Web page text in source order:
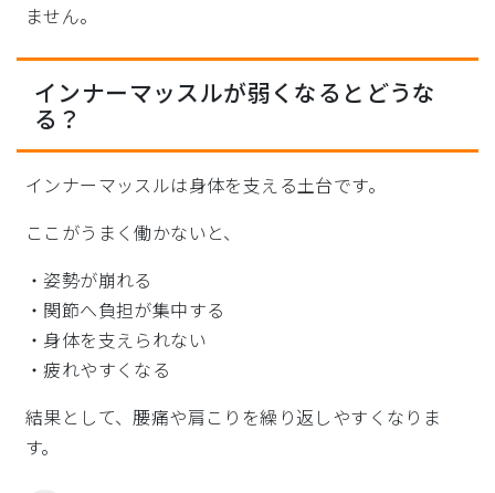
ません。
インナーマッスルが弱くなるとどうな
る？
インナーマッスルは身体を支える土台です。
ここがうまく働かないと、
・姿勢が崩れる
・関節へ負担が集中する
・身体を支えられない
・疲れやすくなる
結果として、腰痛や肩こりを繰り返しやすくなりま
す。